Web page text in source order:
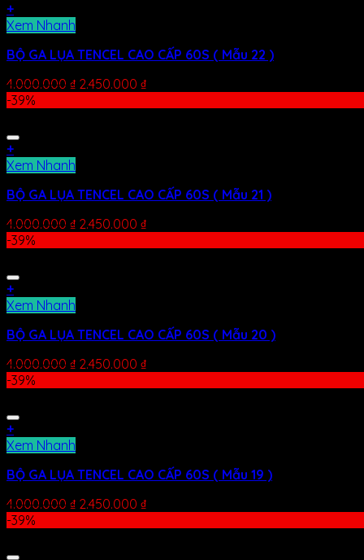
+
Xem Nhanh
BỘ GA LỤA TENCEL CAO CẤP 60S ( Mẫu 22 )
4.000.000 ₫ 2.450.000 ₫
-39%
+
Xem Nhanh
BỘ GA LỤA TENCEL CAO CẤP 60S ( Mẫu 21 )
4.000.000 ₫ 2.450.000 ₫
-39%
+
Xem Nhanh
BỘ GA LỤA TENCEL CAO CẤP 60S ( Mẫu 20 )
4.000.000 ₫ 2.450.000 ₫
-39%
+
Xem Nhanh
BỘ GA LỤA TENCEL CAO CẤP 60S ( Mẫu 19 )
4.000.000 ₫ 2.450.000 ₫
-39%